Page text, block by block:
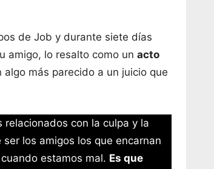
de Job y durante siete días
amigo, lo resalto como un acto
más parecido a un juicio que
con la culpa y la
los amigos los que encarnan
estamos mal. Es que